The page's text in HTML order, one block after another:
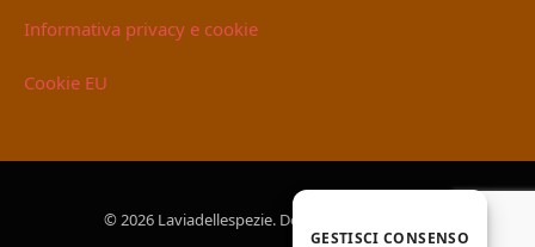
Informativa privacy e cookie
Cookie EU
© 2026 Laviadellespezie. Designed by
GESTISCI CONSENSO